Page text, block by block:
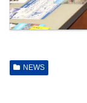
NEWS